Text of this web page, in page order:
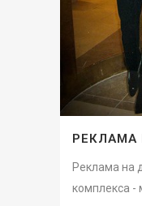
РЕКЛАМА
Реклама на
комплекса -